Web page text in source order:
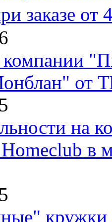
заказе от
от
на
в
кружки